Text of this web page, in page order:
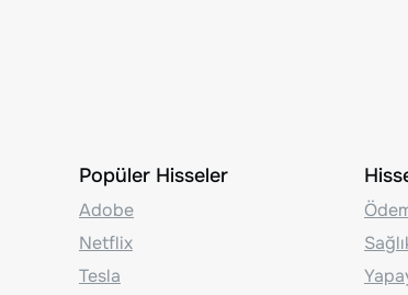
Popüler Hisseler
Adobe
Netflix
Tesla